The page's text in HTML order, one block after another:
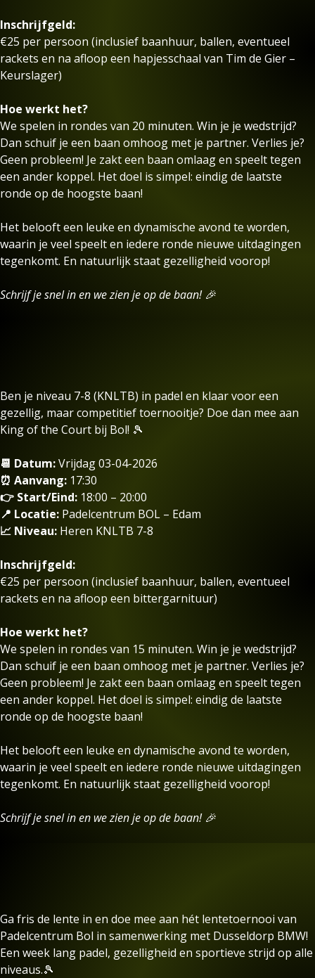
Inschrijfgeld:
€25 per persoon (inclusief baanhuur, ballen, eventueel
rackets en na afloop een hapjesschaal van Tim de Gier –
Keurslager)
Hoe werkt het?
We spelen in rondes van 20 minuten. Win je je wedstrijd?
Dan schuif je een baan omhoog met je partner. Verlies je?
Geen probleem! Je zakt een baan omlaag en speelt tegen
een ander koppel. Het doel is simpel: eindig de laatste
ronde op de hoogste baan!
Het belooft een leuke en dynamische avond te worden,
waarin je veel speelt en iedere ronde nieuwe uitdagingen
tegenkomt. En natuurlijk staat gezelligheid voorop!
Schrijf je snel in en we zien je op de baan! 🎉
Ben je niveau 7-8 (KNLTB) in padel en klaar voor een
gezellig, maar competitief toernooitje? Doe dan mee aan
King of the Court bij Bol! 🎾
📆 Datum:Vrijdag 03-04-2026
⏰ Aanvang: 17:30
👉 Start/Eind: 18:00 – 20:00
📍 Locatie: Padelcentrum BOL – Edam
📈 Niveau: Heren KNLTB 7-8
Inschrijfgeld:
€25 per persoon (inclusief baanhuur, ballen, eventueel
rackets en na afloop een bittergarnituur)
Hoe werkt het?
We spelen in rondes van 15 minuten. Win je je wedstrijd?
Dan schuif je een baan omhoog met je partner. Verlies je?
Geen probleem! Je zakt een baan omlaag en speelt tegen
een ander koppel. Het doel is simpel: eindig de laatste
ronde op de hoogste baan!
Het belooft een leuke en dynamische avond te worden,
waarin je veel speelt en iedere ronde nieuwe uitdagingen
tegenkomt. En natuurlijk staat gezelligheid voorop!
Schrijf je snel in en we zien je op de baan! 🎉
Ga fris de lente in en doe mee aan hét lentetoernooi van
Padelcentrum Bol in samenwerking met Dusseldorp BMW!
Een week lang padel, gezelligheid en sportieve strijd op alle
niveaus.🎾